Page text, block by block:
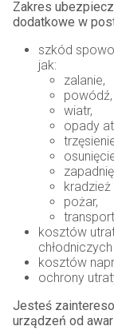
Zakres
dodatkowe w
szkód
jak:
zalanie,
powódź,
wiatr,
opady
kradzież
pożar,
kosztów
kosztów
ochrony
Jesteś
urządzeń od